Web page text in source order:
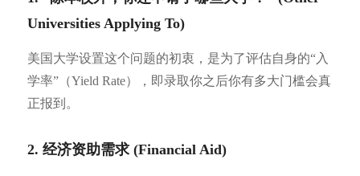
Universities Applying To)
美国大学设置这个问题的初衷，是为了评估自身的“入
学率”（Yield Rate），即录取你之后你有多大门槛会真
正报到。
2. 经济资助需求 (Financial Aid)